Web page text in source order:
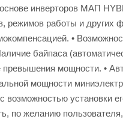
инверторов МАП
режимов работы и других
•
байпаса
превышения мощности. •
мощности
возможностью установки
по желанию